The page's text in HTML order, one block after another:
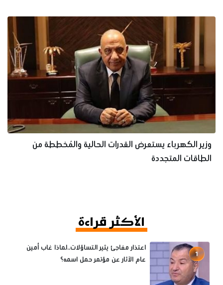
وزير الكهرباء يستعرض القدرات الحالية والمُخططة من
الطاقات المتجددة
الأكثر قراءة
1
اعتذار مفاجئ يثير التساؤلات..لماذا غاب أمين
عام الآثار عن مؤتمر حمل اسمه؟